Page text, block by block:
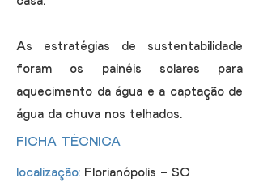
As estratégias de sustentabilidade
foram os painéis solares para
aquecimento da água e a captação de
água da chuva nos telhados.
FICHA TÉCNICA
localização: Florianópolis - SC